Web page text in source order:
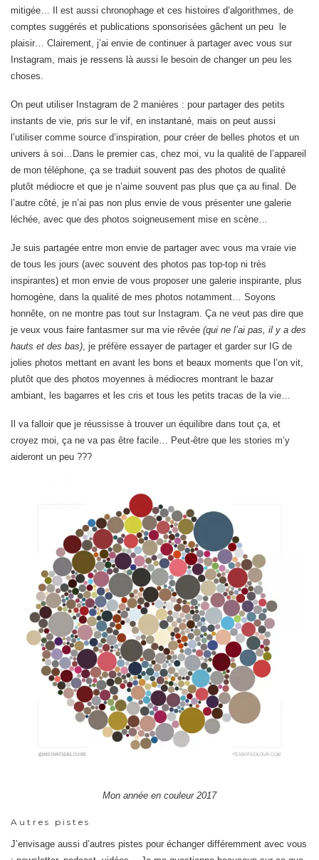
mitigée… Il est aussi chronophage et ces histoires d’algorithmes, de
comptes suggérés et publications sponsorisées gâchent un peu le
plaisir… Clairement, j’ai envie de continuer à partager avec vous sur
Instagram, mais je ressens là aussi le besoin de changer un peu les
choses.
On peut utiliser Instagram de 2 manières : pour partager des petits
instants de vie, pris sur le vif, en instantané, mais on peut aussi
l’utiliser comme source d’inspiration, pour créer de belles photos et un
univers à soi…Dans le premier cas, chez moi, vu la qualité de l’appareil
de mon téléphone, ça se traduit souvent pas des photos de qualité
plutôt médiocre et que je n’aime souvent pas plus que ça au final. De
l’autre côté, je n’ai pas non plus envie de vous présenter une galerie
léchée, avec que des photos soigneusement mise en scène…
Je suis partagée entre mon envie de partager avec vous ma vraie vie
de tous les jours (avec souvent des photos pas top-top ni très
inspirantes) et mon envie de vous proposer une galerie inspirante, plus
homogène, dans la qualité de mes photos notamment… Soyons
honnête, on ne montre pas tout sur Instagram. Ça ne veut pas dire que
je veux vous faire fantasmer sur ma vie rêvée (qui ne l’ai pas, il y a des
hauts et des bas) , je préfère essayer de partager et garder sur IG de
jolies photos mettant en avant les bons et beaux moments que l’on vit,
plutôt que des photos moyennes à médiocres montrant le bazar
ambiant, les bagarres et les cris et tous les petits tracas de la vie…
Il va falloir que je réussisse à trouver un équilibre dans tout ça, et
croyez moi, ça ne va pas être facile… Peut-être que les stories m’y
aideront un peu ???
Mon année en couleur 2017
Autres pistes
J’envisage aussi d’autres pistes pour échanger différemment avec vous